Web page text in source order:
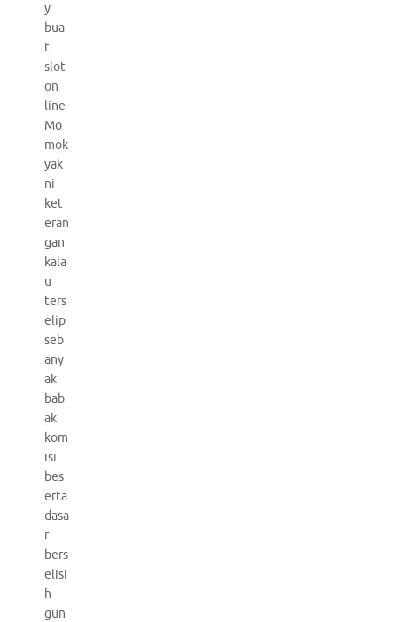
y
bua
t
slot
on
line
Mo
mok
yak
ni
ket
eran
gan
kala
u
ters
elip
seb
any
ak
bab
ak
kom
isi
bes
erta
dasa
r
bers
elisi
h
gun